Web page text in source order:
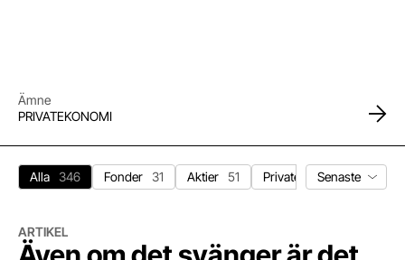
Ämne
PRIVATEKONOMI
Alla 346 Fonder 31 Aktier 51 Privatekonomi 66
Sortera
ARTIKEL